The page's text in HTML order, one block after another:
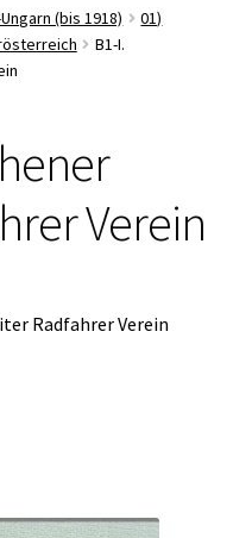
(bis 1918)
01)
B1-I.
Verein
Radfahrer Verein